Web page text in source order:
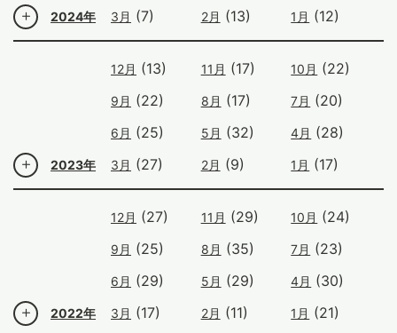
2024年 3月 (7) 2月 (13) 1月 (12)
2023年
12月 (13) 11月 (17) 10月 (22)
9月 (22) 8月 (17) 7月 (20)
6月 (25) 5月 (32) 4月 (28)
3月 (27) 2月 (9) 1月 (17)
2022年
12月 (27) 11月 (29) 10月 (24)
9月 (25) 8月 (35) 7月 (23)
6月 (29) 5月 (29) 4月 (30)
3月 (17) 2月 (11) 1月 (21)